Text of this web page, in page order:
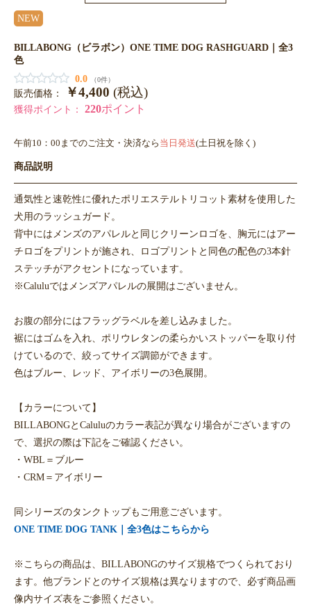
NEW
BILLABONG（ビラボン）ONE TIME DOG RASHGUARD｜全3
色
0.0
（0件）
販売価格： ￥4,400 (税込)
獲得ポイント： 220ポイント
午前10：00までのご注文・決済なら 当日発送(土日祝を除く)
商品説明
通気性と速乾性に優れたポリエステルトリコット素材を使用した
犬用のラッシュガード。
背中にはメンズのアパレルと同じクリーンロゴを、胸元にはアー
チロゴをプリントが施され、ロゴプリントと同色の配色の3本針
ステッチがアクセントになっています。
※Caluluではメンズアパレルの展開はございません。
お腹の部分にはフラッグラベルを差し込みました。
裾にはゴムを入れ、ポリウレタンの柔らかいストッパーを取り付
けているので、絞ってサイズ調節ができます。
色はブルー、レッド、アイボリーの3色展開。
【カラーについて】
BILLABONGとCaluluのカラー表記が異なり場合がございますの
で、選択の際は下記をご確認ください。
・WBL＝ブルー
・CRM＝アイボリー
同シリーズのタンクトップもご用意ございます。
ONE TIME DOG TANK｜全3色はこちらから
※こちらの商品は、BILLABONGのサイズ規格でつくられており
ます。他ブランドとのサイズ規格は異なりますので、必ず商品画
像内サイズ表をご参照ください。